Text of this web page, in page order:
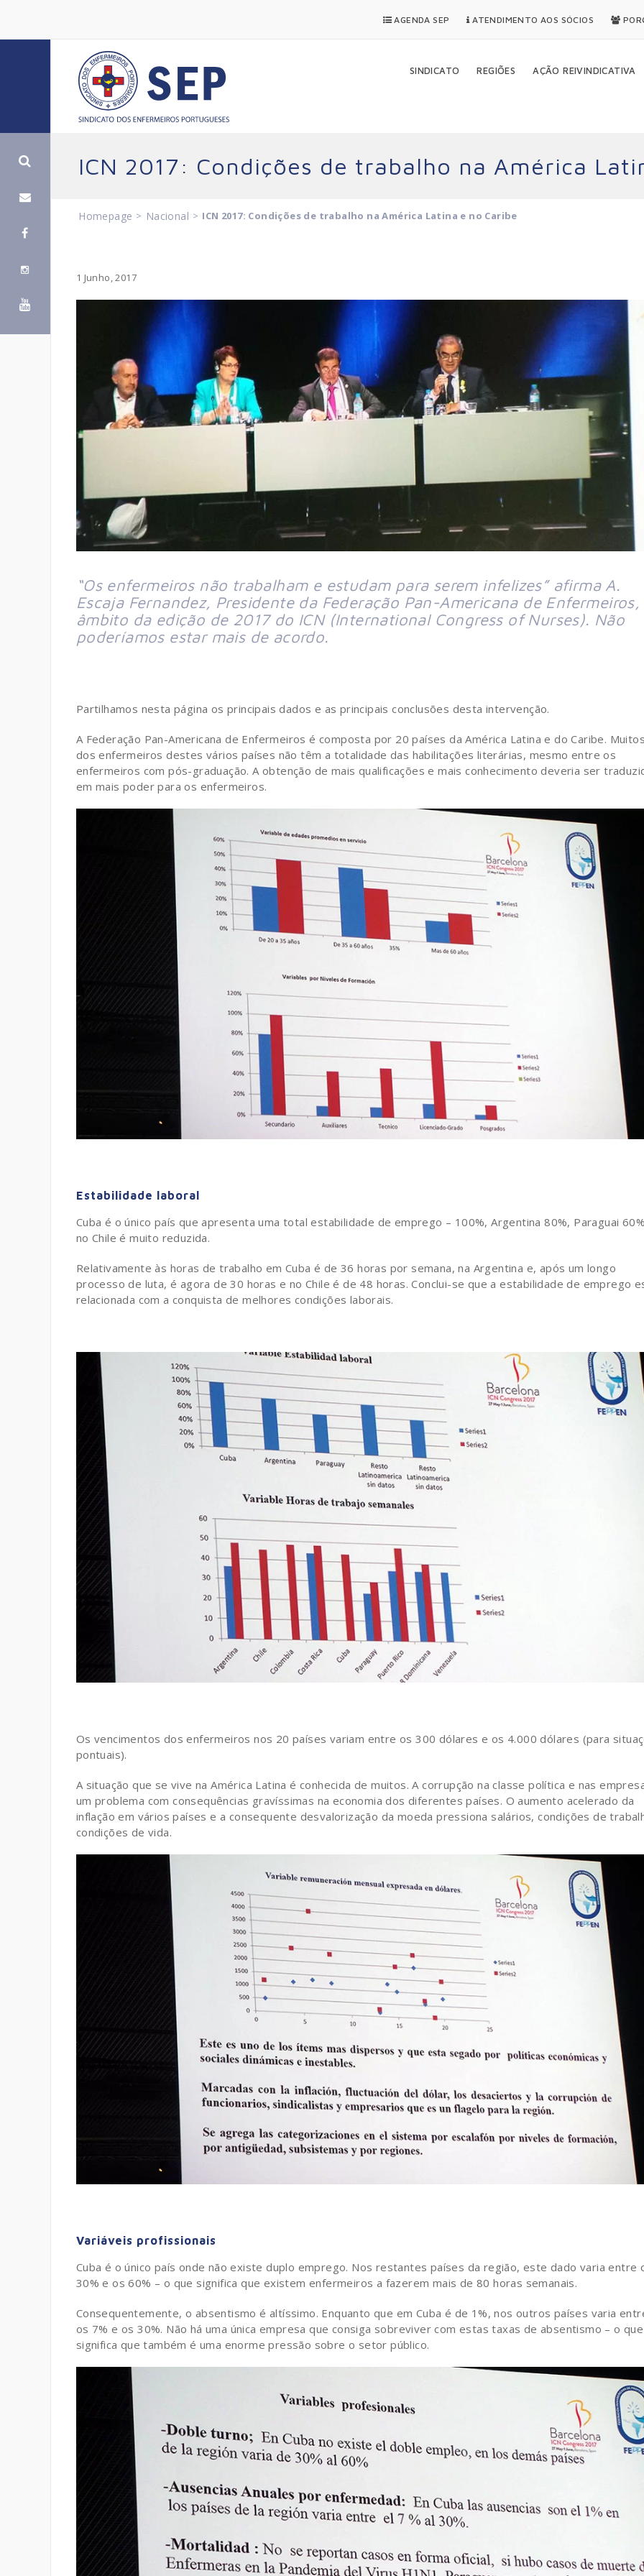
AGENDA SEP ATENDIMENTO AOS SÓCIOS
SINDICATO REGIÕES AÇÃO REIVINDICATIVA
ICN 2017: Condições de trabalho na América
Homepage > Nacional > ICN 2017: Condições de trabalho na América Latina e no Caribe
1 Junho, 2017
“Os enfermeiros não trabalham e estudam para serem infelizes” afirma A.
Escaja Fernandez, Presidente da Federação Pan-Americana de
âmbito da edição de 2017 do ICN (International Congress of Nurses). Não
poderíamos estar mais de acordo.
Partilhamos nesta página os principais dados e as principais conclusões desta intervenção.
A Federação Pan-Americana de Enfermeiros é composta por 20 países da América Latina e do Caribe.
dos enfermeiros destes vários países não têm a totalidade das habilitações literárias, mesmo entre os
enfermeiros com pós-graduação. A obtenção de mais qualificações e mais conhecimento deveria ser
em mais poder para os enfermeiros.
Estabilidade laboral
Cuba é o único país que apresenta uma total estabilidade de emprego – 100%, Argentina 80%, Paraguai
no Chile é muito reduzida.
Relativamente às horas de trabalho em Cuba é de 36 horas por semana, na Argentina e, após um longo
processo de luta, é agora de 30 horas e no Chile é de 48 horas. Conclui-se que a estabilidade de emprego
relacionada com a conquista de melhores condições laborais.
Os vencimentos dos enfermeiros nos 20 países variam entre os 300 dólares e os 4.000 dólares (para
pontuais).
A situação que se vive na América Latina é conhecida de muitos. A corrupção na classe política e nas
um problema com consequências gravíssimas na economia dos diferentes países. O aumento acelerado da
inflação em vários países e a consequente desvalorização da moeda pressiona salários, condições de
condições de vida.
Variáveis profissionais
Cuba é o único país onde não existe duplo emprego. Nos restantes países da região, este dado varia entre
30% e os 60% – o que significa que existem enfermeiros a fazerem mais de 80 horas semanais.
Consequentemente, o absentismo é altíssimo. Enquanto que em Cuba é de 1%, nos outros países varia
os 7% e os 30%. Não há uma única empresa que consiga sobreviver com estas taxas de absentismo – o que
significa que também é uma enorme pressão sobre o setor público.